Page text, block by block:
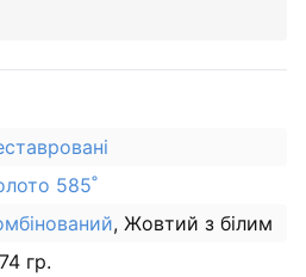
585˚
, Жовтий з білим
гр.